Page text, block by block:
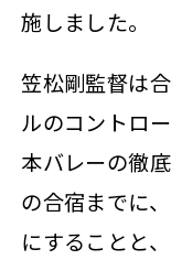
施しました。
笠松剛監督は
ルのコントロ
本バレーの徹
の合宿までに
にすることと